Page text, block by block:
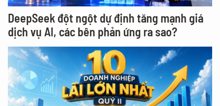
DeepSeek đột ngột dự định tăng mạnh giá
dịch vụ AI, các bên phản ứng ra sao?